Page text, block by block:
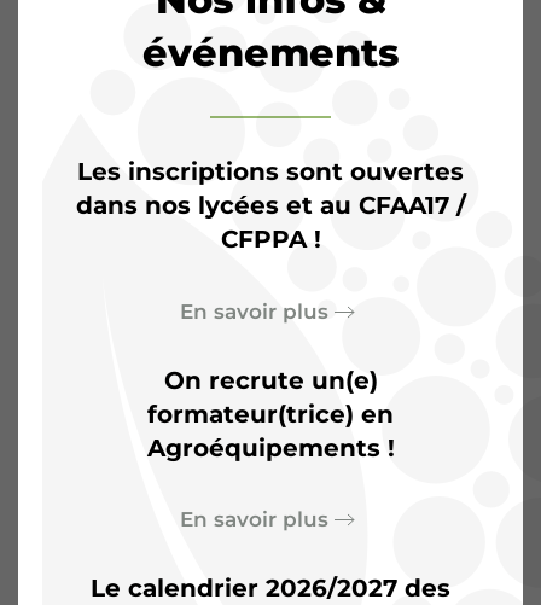
Saintonge :Plus qu’une
salle de classe, un terrain
d’aventures
événements
Les inscriptions sont ouvertes
dans nos lycées et au CFAA17 /
CFPPA !
En savoir plus
On recrute un(e)
formateur(trice) en
Agroéquipements !
En savoir plus
Le calendrier 2026/2027 des